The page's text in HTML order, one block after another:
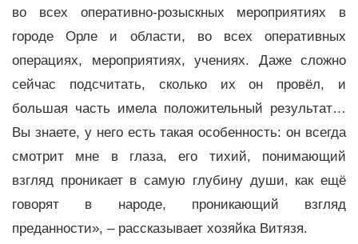
во всех оперативно-розыскных мероприятиях в
городе Орле и области, во всех оперативных
операциях, мероприятиях, учениях. Даже сложно
сейчас подсчитать, сколько их он провёл, и
большая часть имела положительный результат…
Вы знаете, у него есть такая особенность: он всегда
смотрит мне в глаза, его тихий, понимающий
взгляд проникает в самую глубину души, как ещё
говорят в народе, проникающий взгляд
преданности», – рассказывает хозяйка Витязя.